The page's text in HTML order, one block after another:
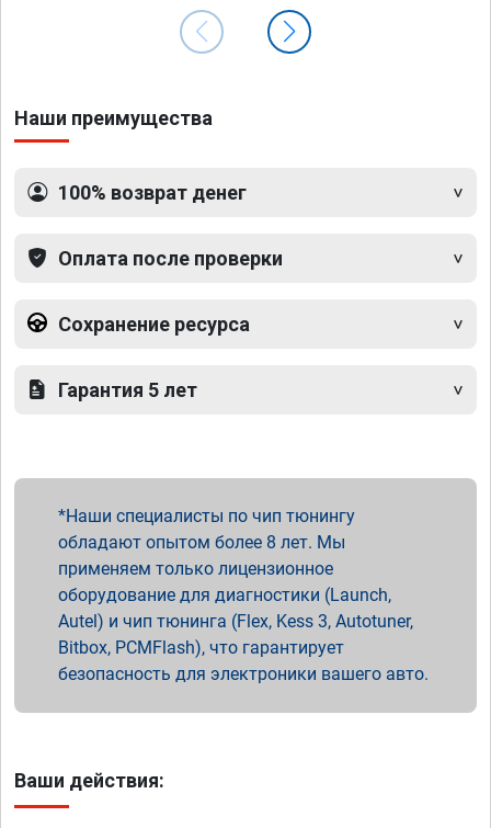
Наши преимущества
100% возврат денег
Оплата после проверки
Сохранение ресурса
Гарантия 5 лет
Наши специалисты по чип тюнингу
обладают опытом более 8 лет. Мы
применяем только лицензионное
оборудование для диагностики (Launch,
Autel) и чип тюнинга (Flex, Kess 3, Autotuner,
Bitbox, PCMFlash), что гарантирует
безопасность для электроники вашего авто.
Ваши действия: